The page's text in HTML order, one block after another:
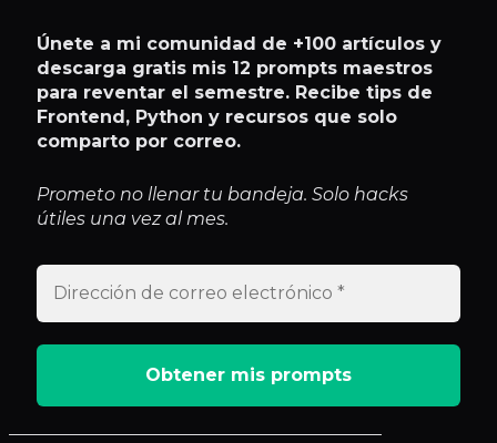
Únete a mi comunidad de +100 artículos y
descarga gratis mis 12 prompts maestros
para reventar el semestre. Recibe tips de
Frontend, Python y recursos que solo
comparto por correo.
Prometo no llenar tu bandeja. Solo hacks
útiles una vez al mes.